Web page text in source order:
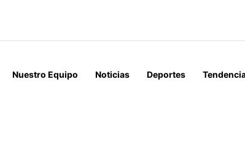
A LOS 68 AÑOS: ADIÓS AL PADRE Y ARQUITECTO DE LA
Nuestro Equipo Noticias Deportes